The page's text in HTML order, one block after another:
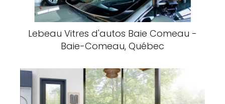
Lebeau Vitres d'autos Baie Comeau -
Baie-Comeau, Québec